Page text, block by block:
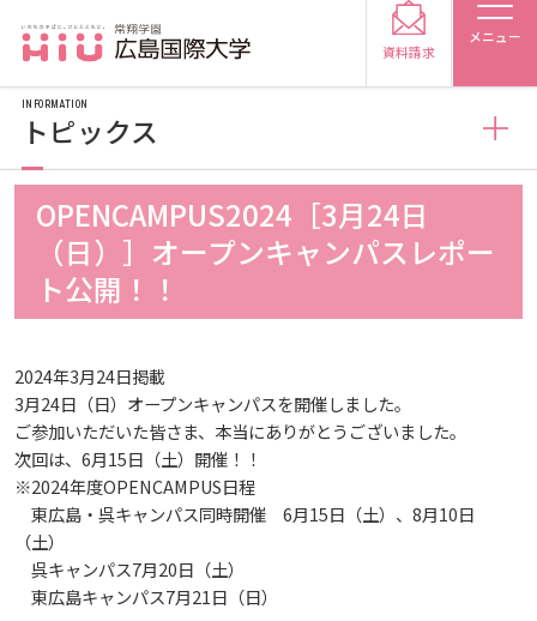
メニュー
受験生の方
受験生の保護者の方
在学生の方
保護者の方 採用担当の方
大学紹介
広島国際大学の概要
入試情報
資料請求
OPENCAMPUS2024［3月24日
（日）］オープンキャンパスレポー
ト公開！！
2024年3月24日掲載
3月24日（日）オープンキャンパスを開催しました。
ご参加いただいた皆さま、本当にありがとうございました。
次回は、6月15日（土）開催！！
※2024年度OPENCAMPUS日程
東広島・呉キャンパス同時開催 6月15日（土）、8月10日
（土）
呉キャンパス7月20日（土）
東広島キャンパス7月21日（日）
INFORMATION
トピックス
お知らせ
2026
2024
2023
2022
トピックス
2025
2024
2023
2026
2025
2024
プレスリリース
2026
2025
学生の活動
2026
教職員の活動